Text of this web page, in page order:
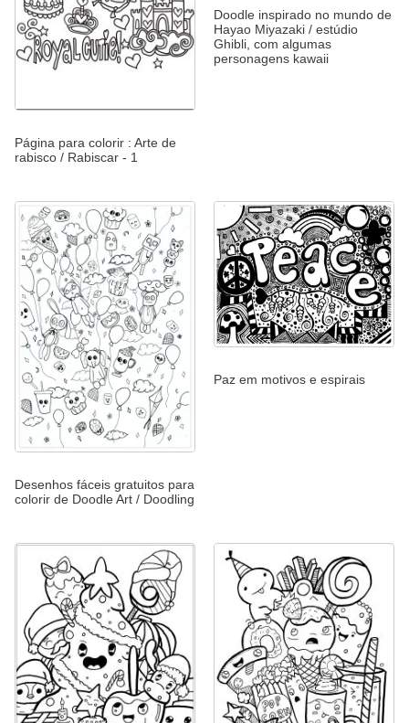
Página para colorir : Arte de
rabisco / Rabiscar - 1
Doodle inspirado no mundo de
Hayao Miyazaki / estúdio
Ghibli, com algumas
personagens kawaii
Desenhos fáceis gratuitos para
colorir de Doodle Art / Doodling
Paz em motivos e espirais